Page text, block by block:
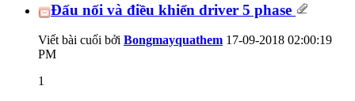
Đấu nối và điều khiển driver 5 phase
Viết bài cuối bởi Bongmayquathem 17-09-2018 02:00:19
PM
1